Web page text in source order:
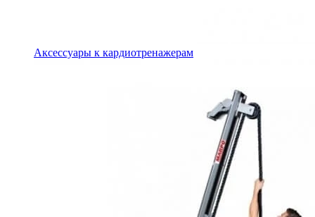
Аксессуары к кардиотренажерам